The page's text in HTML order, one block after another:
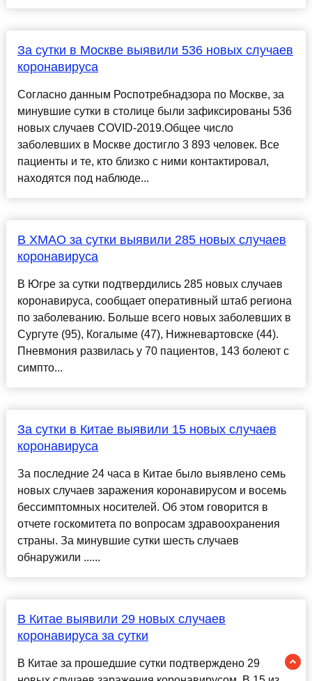
За сутки в Москве выявили 536 новых случаев
коронавируса
Согласно данным Роспотребнадзора по Москве, за
минувшие сутки в столице были зафиксированы 536
новых случаев COVID-2019.Общее число
заболевших в Москве достигло 3 893 человек. Все
пациенты и те, кто близко с ними контактировал,
находятся под наблюде...
В ХМАО за сутки выявили 285 новых случаев
коронавируса
В Югре за сутки подтвердились 285 новых случаев
коронавируса, сообщает оперативный штаб региона
по заболеванию. Больше всего новых заболевших в
Сургуте (95), Когалыме (47), Нижневартовске (44).
Пневмония развилась у 70 пациентов, 143 болеют с
симпто...
За сутки в Китае выявили 15 новых случаев
коронавируса
За последние 24 часа в Китае было выявлено семь
новых случаев заражения коронавирусом и восемь
бессимптомных носителей. Об этом говорится в
отчете госкомитета по вопросам здравоохранения
страны. За минувшие сутки шесть случаев
обнаружили ......
В Китае выявили 29 новых случаев
коронавируса за сутки
В Китае за прошедшие сутки подтверждено 29